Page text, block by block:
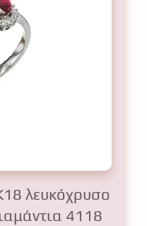
λευκόχρυσο
4118